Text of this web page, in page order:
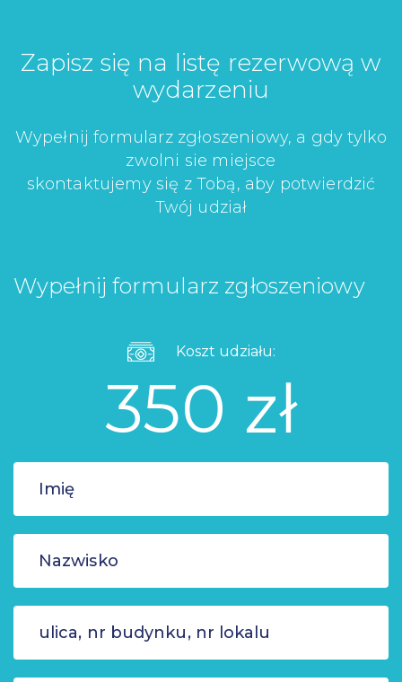
Zapisz się na listę rezerwową w
wydarzeniu
Wypełnij formularz zgłoszeniowy, a gdy tylko
zwolni sie miejsce
skontaktujemy się z Tobą, aby potwierdzić
Twój udział
Wypełnij formularz zgłoszeniowy
Koszt udziału:
350 zł